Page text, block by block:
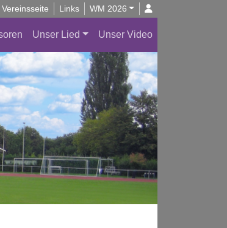
Vereinsseite Links WM 2026
Unser Lied Unser Video